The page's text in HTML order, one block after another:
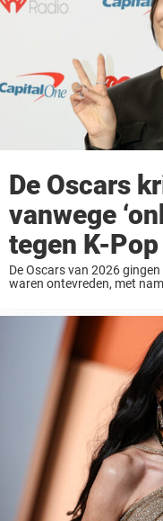
De Oscars
vanwege
tegen K-
De Oscars van 2026
waren ontevreden, met